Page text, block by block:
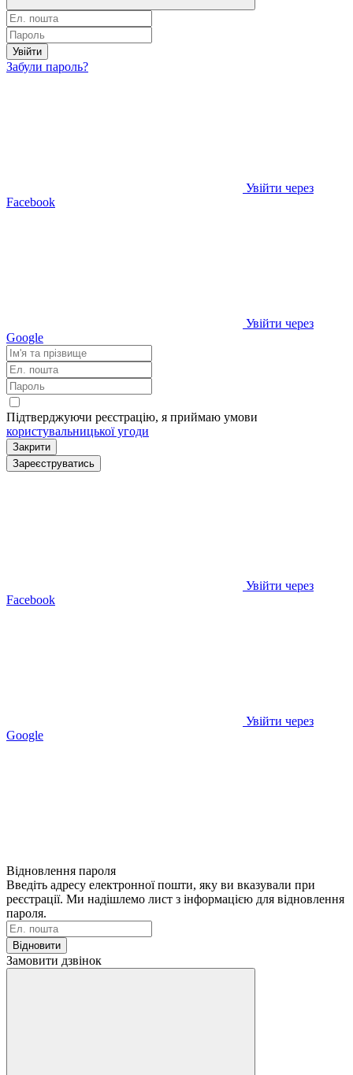
Увійти
Забули пароль?
Увійти через
Facebook
Увійти через
Google
Підтверджуючи реєстрацію, я приймаю умови
користувальницької угоди
Закрити
Зареєструватись
Увійти через
Facebook
Увійти через
Google
Відновлення пароля
Введіть адресу електронної пошти, яку ви вказували при
реєстрації. Ми надішлемо лист з інформацією для відновлення
пароля.
Відновити
Замовити дзвінок